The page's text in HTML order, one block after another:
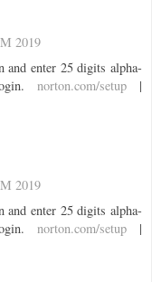
2019
and enter 25 digits alpha-
norton.com/setup|
2019
and enter 25 digits alpha-
norton.com/setup|